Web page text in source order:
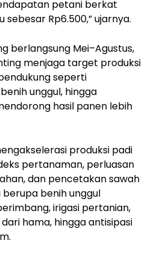
petani berkat
sebesar Rp6.500,” ujarnya.
berlangsung Mei–Agustus,
menjaga target produksi
seperti
unggul, hingga
hasil panen lebih
produksi padi
pertanaman, perluasan
dan pencetakan sawah
berupa benih unggul
irigasi pertanian,
hama, hingga antisipasi